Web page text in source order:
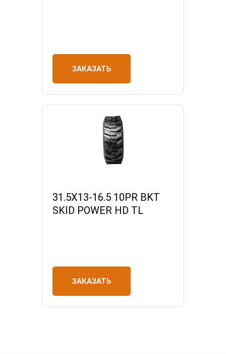
ЗАКАЗАТЬ
31.5X13-16.5 10PR BKT
SKID POWER HD TL
ЗАКАЗАТЬ